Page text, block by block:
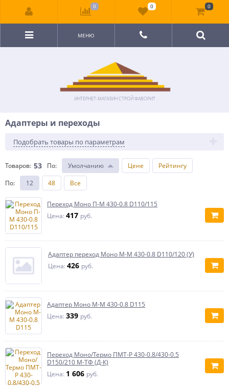
ИНТЕРНЕТ-МАГАЗИН СТРОЙ ФАВОРИТ
МЕНЮ
Адаптеры и переходы
Подобрать товары по параметрам
Товаров: 53 По: Умолчанию Цене
Рейтингу
По: 12 48 Все
Переход Моно П-М 430-0.8 D110/115
Цена: 417 руб.
Адаптер переход Моно М-М 430-0.8 D110/120 (У)
Цена: 426 руб.
Адаптер Моно М-М 430-0.8 D115
Цена: 339 руб.
Переход Моно/Термо ПМТ-Р 430-0.8/430-0.5
D150/210 М-ТФ (Д-К)
Цена: 1 606 руб.
0 0 0